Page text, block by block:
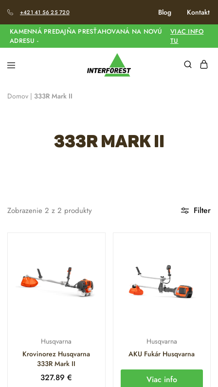
+421 41 56 25 720 Blog Kontakt
KAMENNÁ PREDAJŇA PRESŤAHOVANÁ NA NOVÚ
ADRESU -
VIAC INFO
TU
Domov | 333R Mark II
333R Mark II
Filter
Zobrazenie 2 z 2 produkty
Husqvarna
Krovinorez Husqvarna
333R Mark II
327.89€
Husqvarna
AKU Fukár Husqvarna
Viac info